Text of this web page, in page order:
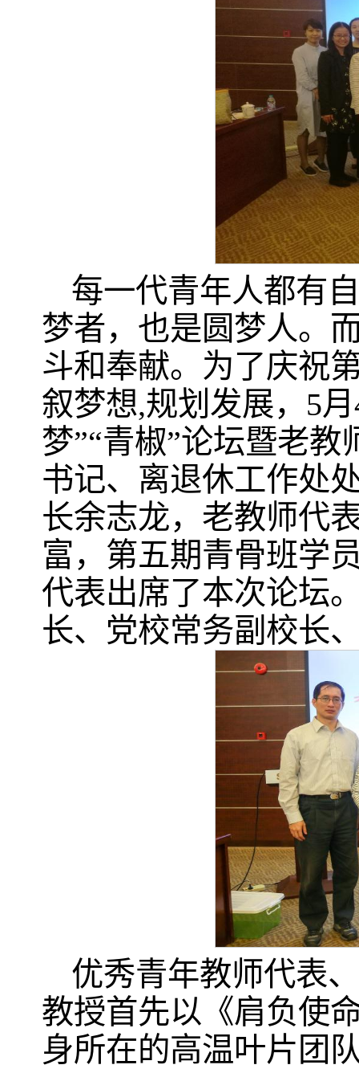
每一代青年人都有
梦者，也是圆梦人。
斗和奉献。为了庆祝
叙梦想,规划发展，5
梦”“青椒”论坛暨老
书记、离退休工作处
长余志龙，老教师代
富，第五期青骨班学
代表出席了本次论坛
长、党校常务副校长
优秀青年教师代表
教授首先以《肩负使
身所在的高温叶片团